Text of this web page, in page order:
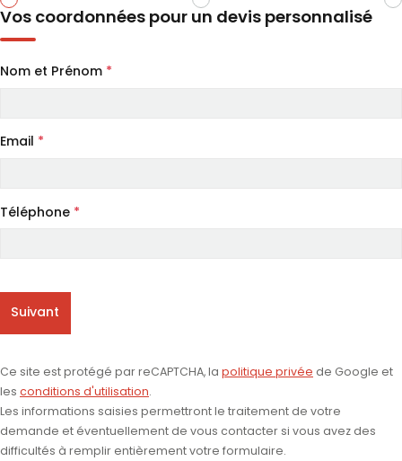
Vos coordonnées pour un devis personnalisé
Nom et Prénom *
Email *
Téléphone *
Suivant
Ce site est protégé par reCAPTCHA, la politique privée de Google et
les conditions d'utilisation.
Les informations saisies permettront le traitement de votre
demande et éventuellement de vous contacter si vous avez des
difficultés à remplir entièrement votre formulaire.